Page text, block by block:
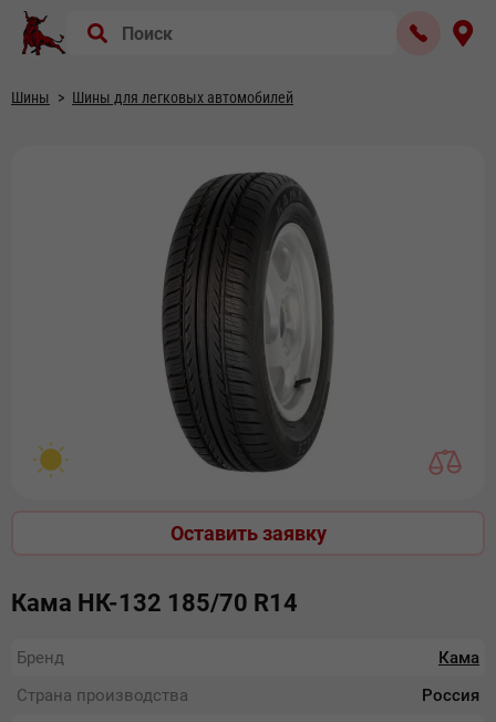
Шины Шины для легковых автомобилей
Оставить заявку
Кама НК-132 185/70 R14
Бренд
Кама
Страна производства
Россия